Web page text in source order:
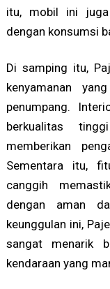
itu, mobil ini juga
dengan konsumsi
Di samping itu,
kenyamanan
penumpang.
berkualitas
memberikan
Sementara itu,
canggih
dengan aman
keunggulan ini,
sangat menarik
kendaraan yang